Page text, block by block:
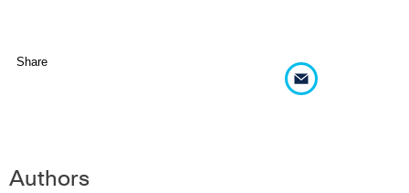
Share
Authors